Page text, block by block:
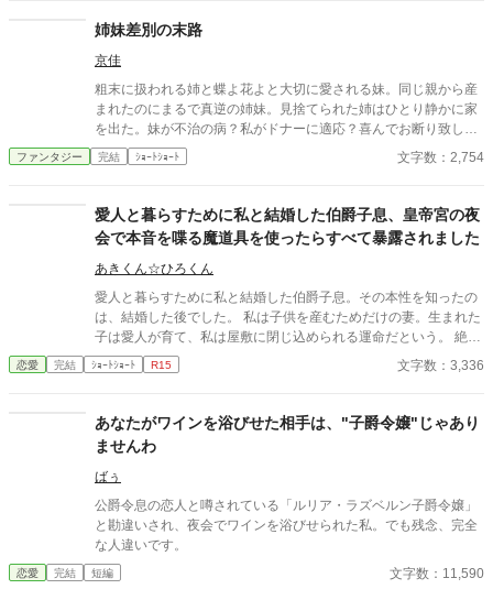
が倒れ、教会の治癒でも救えない絶望の中。 誰にも期待されてい
は起きた。 その日、教会は“本物”を見つける。 そして少女は、ま
だその意味も知らないまま、聖女として迎えられることになる。
これは、誰にも選ばれなかった少女が、神に選ばれるまでの物
語。
姉妹差別の末路
京佳
粗末に扱われる姉と蝶よ花よと大切に愛される妹。同じ親から産
まれたのにまるで真逆の姉妹。見捨てられた姉はひとり静かに家
を出た。妹が不治の病？私がドナーに適応？喜んでお断り致しま
す！ 妹嫌悪。ゆるゆる設定 ※初期に書いた物を手直し再投稿＆そ
の後も追記済
ファンタジー 完結 ｼｮｰﾄｼｮｰﾄ 文字数：2,754
愛人と暮らすために私と結婚した伯爵子息、皇帝宮の夜
会で本音を喋る魔道具を使ったらすべて暴露されました
あきくん☆ひろくん
愛人と暮らすために私と結婚した伯爵子息。その本性を知ったの
は、結婚した後でした。 私は子供を産むためだけの妻。生まれた
子は愛人が育て、私は屋敷に閉じ込められる運命だという。 絶望
する私が思い出したのは、大魔導士から渡された魔道具。「心に
思ったことを言葉にしてしまう」もの。 そして皇帝宮の夜会で―
した。 この作品は、「僕に仕えるメイドは世界最強の英雄です」
シリーズの外伝です。 リリアーナは、第1作目の第3部のおまけ、
のお話にでてくる子爵令嬢です。
恋愛 完結 ｼｮｰﾄｼｮｰﾄ R15 文字数：3,336
あなたがワインを浴びせた相手は、"子爵令嬢"じゃあり
ませんわ
ばぅ
公爵令息の恋人と噂されている「ルリア・ラズベルン子爵令嬢」
と勘違いされ、夜会でワインを浴びせられた私。でも残念、完全
な人違いです。
恋愛 完結 短編 文字数：11,590